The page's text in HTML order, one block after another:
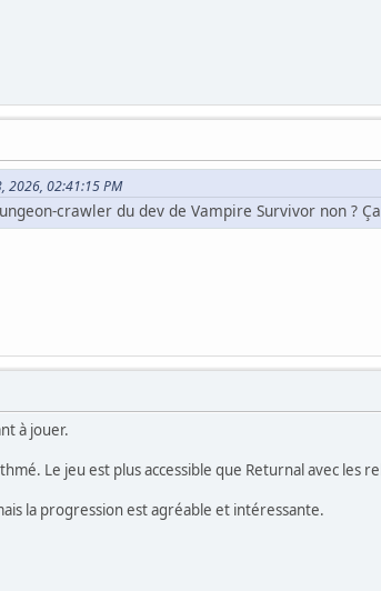
2026, 02:41:15 PM
crawler du dev de Vampire Survivor non ?
à jouer.
Le jeu est plus accessible que Returnal avec les
la progression est agréable et intéressante.